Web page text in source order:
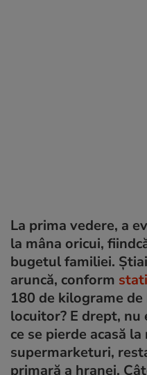
La prima vedere, a
la mâna oricui,
bugetul familiei.
aruncă, conform
180 de kilograme de
locuitor? E drept, nu
ce se pierde acasă
supermarketuri,
primară a hranei.